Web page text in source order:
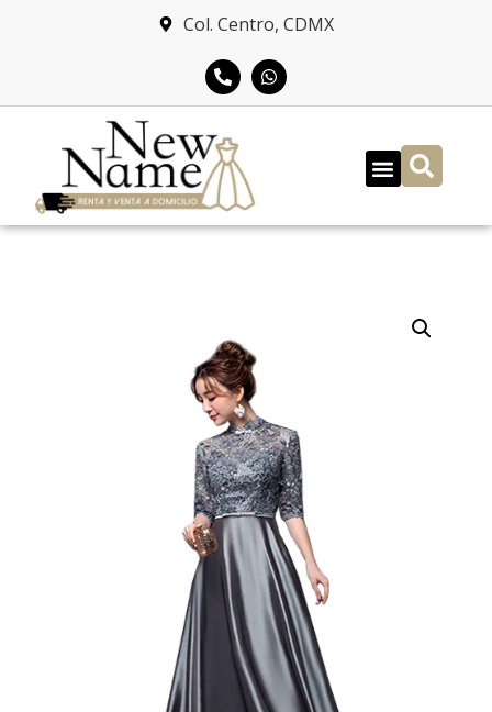
Col. Centro, CDMX